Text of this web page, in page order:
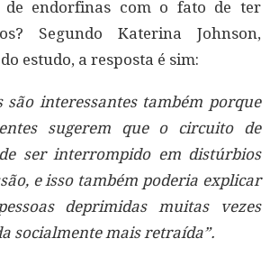
endorfinas com o fato de ter
Segundo Katerina Johnson,
estudo, a resposta é sim:
são interessantes também porque
sugerem que o circuito de
ser interrompido em distúrbios
e isso também poderia explicar
deprimidas muitas vezes
socialmente mais retraída”.